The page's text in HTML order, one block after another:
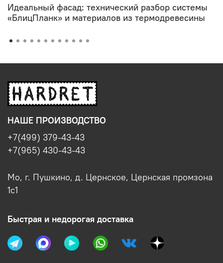
Идеальный фасад: технический разбор системы
«БлицПланк» и материалов из термодревесины
НАШЕ ПРОИЗВОДСТВО
+7(499) 379-43-43
+7(965) 430-43-43
Мо, г. Пушкино, д. Цернское, Цернская промзона
1с1
Быстрая и недорогая доставка